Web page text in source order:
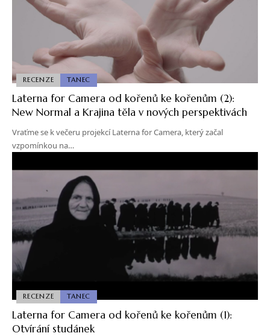
RECENZE TANEC
Laterna for Camera od kořenů ke kořenům (2):
New Normal a Krajina těla v nových perspektivách
Vraťme se k večeru projekcí Laterna for Camera, který začal
vzpomínkou na…
RECENZE TANEC
Laterna for Camera od kořenů ke kořenům (1):
Otvírání studánek